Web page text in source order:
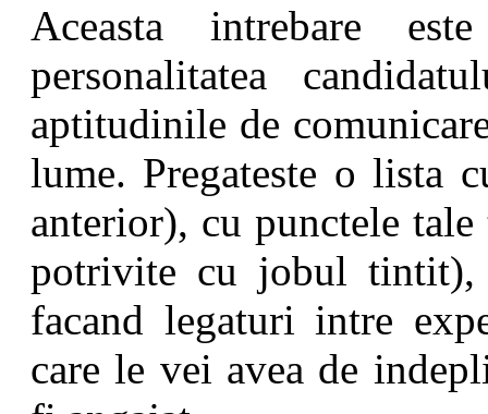
Aceasta intrebare
personalitatea
aptitudinile de
lume. Pregateste o lista
anterior), cu punctele
potrivite cu jobul tintit),
facand legaturi intre
care le vei avea de